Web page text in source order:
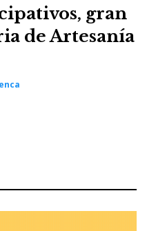
gran
de Artesanía